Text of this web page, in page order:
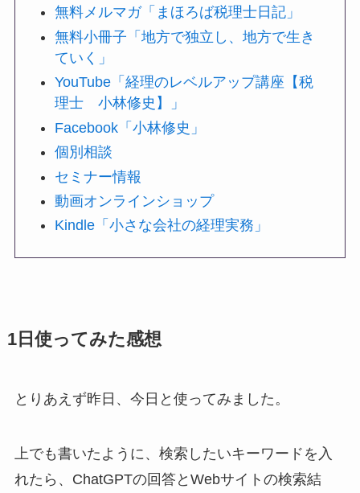
無料メルマガ「まほろば税理士日記」
無料小冊子「地方で独立し、地方で生き
ていく」
YouTube「経理のレベルアップ講座【税
理士 小林修史】」
Facebook「小林修史」
個別相談
セミナー情報
動画オンラインショップ
Kindle「小さな会社の経理実務」
1日使ってみた感想
とりあえず昨日、今日と使ってみました。
上でも書いたように、検索したいキーワードを入
れたら、ChatGPTの回答とWebサイトの検索結